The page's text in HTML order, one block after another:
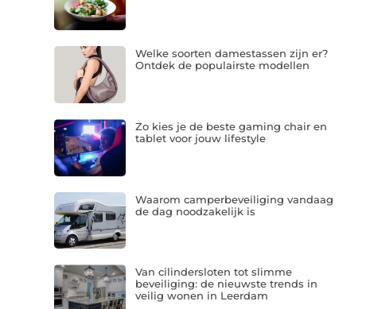
Welke soorten damestassen zijn er?
Ontdek de populairste modellen
Zo kies je de beste gaming chair en
tablet voor jouw lifestyle
Waarom camperbeveiliging vandaag
de dag noodzakelijk is
Van cilindersloten tot slimme
beveiliging: de nieuwste trends in
veilig wonen in Leerdam